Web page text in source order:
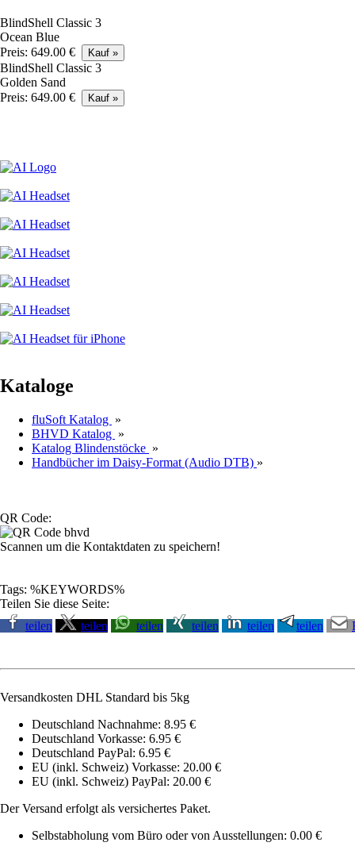
BlindShell Classic 3
Ocean Blue
Preis: 649.00 €
BlindShell Classic 3
Golden Sand
Preis: 649.00 €
Kataloge
fluSoft Katalog »
BHVD Katalog »
Katalog Blindenstöcke »
Handbücher im Daisy-Format (Audio DTB) »
QR Code:
Scannen um die Kontaktdaten zu speichern!
Tags: %KEYWORDS%
Teilen Sie diese Seite:
teilen
teilen teilen teilen teilen teilen
Versandkosten DHL Standard bis 5kg
Deutschland Nachnahme: 8.95 €
Deutschland Vorkasse: 6.95 €
Deutschland PayPal: 6.95 €
EU (inkl. Schweiz) Vorkasse: 20.00 €
EU (inkl. Schweiz) PayPal: 20.00 €
Der Versand erfolgt als versichertes Paket.
Selbstabholung vom Büro oder von Ausstellungen: 0.00 €